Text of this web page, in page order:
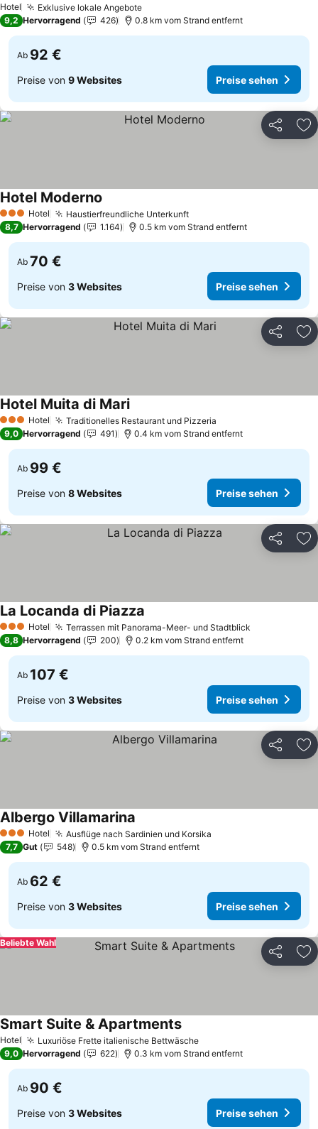
Hotel Exklusive lokale Angebote
9,2 Hervorragend 426 0.8 km vom Strand entfernt
Ab 92 €
Preise von 9 Websites Preise sehen
Teilen
3 SterneHotel Haustierfreundliche Unterkunft
Hotel Moderno
8,7 Hervorragend 1.164 0.5 km vom Strand entfernt
Ab 70 €
Preise von 3 Websites Preise sehen
Teilen
3 SterneHotel Traditionelles Restaurant und Pizzeria
Hotel Muita di Mari
9,0 Hervorragend 491 0.4 km vom Strand entfernt
Ab 99 €
Preise von 8 Websites Preise sehen
Teilen
3 SterneHotel Terrassen mit Panorama-Meer- und Stadtblick
La Locanda di Piazza
8,8 Hervorragend 200 0.2 km vom Strand entfernt
Ab 107 €
Preise von 3 Websites Preise sehen
Teilen
3 SterneHotel Ausflüge nach Sardinien und Korsika
Albergo Villamarina
7,7 Gut 548 0.5 km vom Strand entfernt
Ab 62 €
Preise von 3 Websites Preise sehen
Teilen
Beliebte Wahl
Hotel Luxuriöse Frette italienische Bettwäsche
Smart Suite & Apartments
9,0 Hervorragend 622 0.3 km vom Strand entfernt
Ab 90 €
Preise von 3 Websites Preise sehen